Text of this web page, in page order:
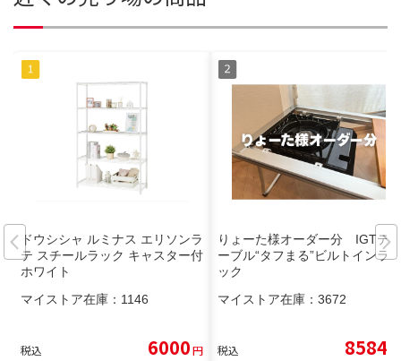
ドウシシャ ルミナス エリソンラ
テ スチールラック キャスター付
ホワイト
マイストア在庫： 1146
税込 6000円
りょーた様オーダー分 IGTテ
ーブル“タフまる”ビルトインラ
ック
マイストア在庫： 3672
税込 8584